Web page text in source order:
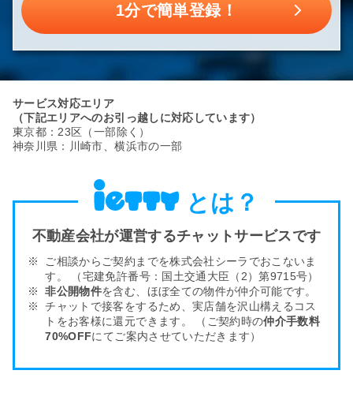
1分で簡単登録！
サービス対応エリア
（下記エリアへのお引っ越しに対応しています）
東京都：23区（一部除く）
神奈川県：川崎市、横浜市の一部
とは？
不動産会社が運営するチャットサービスです
ご相談からご契約までを株式会社シーラでおこないま
す。
（宅建免許番号：国土交通大臣（2）第9715号）
非公開物件を含む、ほぼ全ての物件が仲介可能です。
チャットで接客をするため、実店舗を沢山構える コス
トをお客様に還元できます。 （ご契約時の仲介手数料
70%OFFにてご案内させていただきます）